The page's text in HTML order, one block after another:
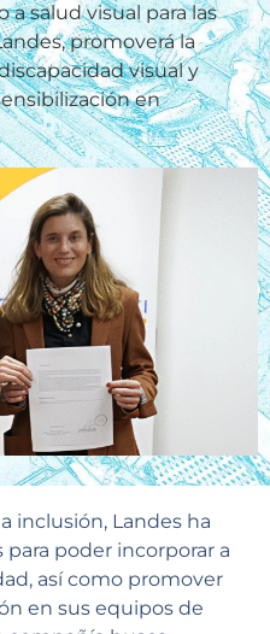
a salud visual para las
promoverá la
visual y
en
inclusión, Landes ha
poder incorporar a
así como promover
en sus equipos de